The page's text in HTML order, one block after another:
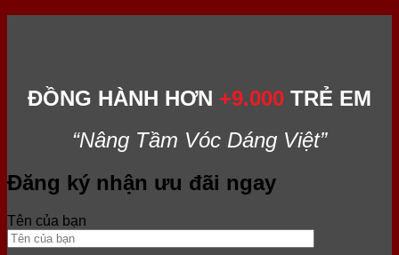
ĐỒNG HÀNH HƠN +9.000 TRẺ EM
“Nâng Tầm Vóc Dáng Việt”
Đăng ký nhận ưu đãi ngay
Tên của bạn